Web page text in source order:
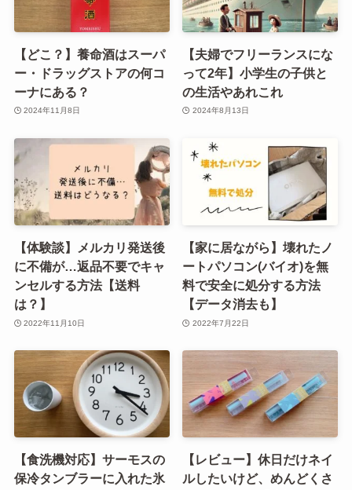
【どこ？】養命酒はスーパ
ー・ドラッグストアの何コ
ーナにある？
2024年11月8日
【夫婦でフリーランスにな
って2年】小学生の子供と
の生活やあれこれ
2024年8月13日
【体験談】メルカリ発送後
に不備が…返品不要でキャ
ンセルする方法【送料
は？】
2022年11月10日
【家に居ながら】壊れたノ
ートパソコン(バイオ)を無
料で安全に処分する方法
【データ消去も】
2022年7月22日
【食洗機対応】サーモスの
保冷タンブラーに入れた氷
【レビュー】休日だけネイ
ルしたいけど、めんどくさ